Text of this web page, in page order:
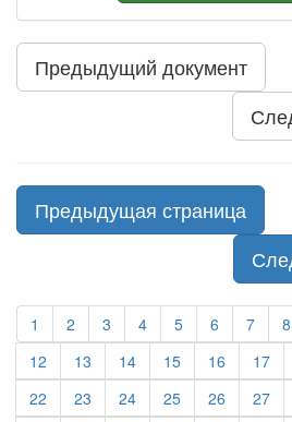
Предыдущий документ
Предыдущая страница
1 2 3 4 5 6 7 8
12
13 14 15 16 17
22
23 24 25 26 27